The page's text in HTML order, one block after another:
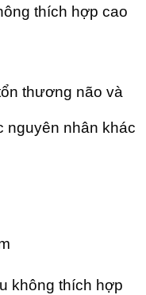
thích hợp cao
thương não và
nguyên nhân khác
không thích hợp